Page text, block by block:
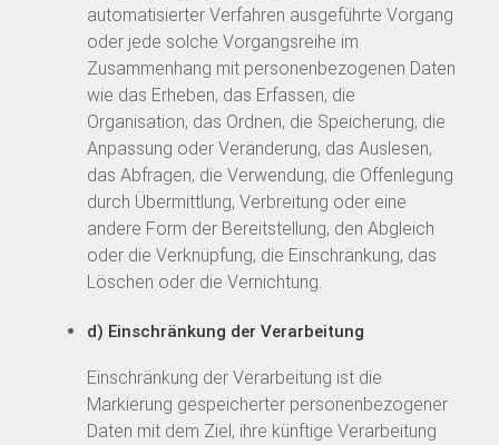
automatisierter Verfahren ausgeführte Vorgang
oder jede solche Vorgangsreihe im
Zusammenhang mit personenbezogenen Daten
wie das Erheben, das Erfassen, die
Organisation, das Ordnen, die Speicherung, die
Anpassung oder Veränderung, das Auslesen,
das Abfragen, die Verwendung, die Offenlegung
durch Übermittlung, Verbreitung oder eine
andere Form der Bereitstellung, den Abgleich
oder die Verknüpfung, die Einschränkung, das
Löschen oder die Vernichtung.
d) Einschränkung der Verarbeitung
Einschränkung der Verarbeitung ist die
Markierung gespeicherter personenbezogener
Daten mit dem Ziel, ihre künftige Verarbeitung